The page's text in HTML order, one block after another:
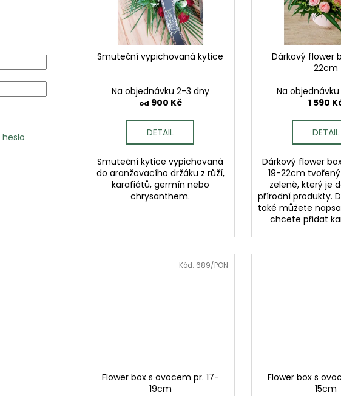
Smuteční vypichovaná kytice
Na objednávku 2-3 dny
od 900 Kč
DETAIL
Smuteční kytice vypichovaná
do aranžovacího držáku z růží,
karafiátů, germín nebo
chrysanthem.
Dárkový flower
22cm
Na
1 590
DETAIL
Dárkový flower
19-22cm
zeleně, který je
přírodní produkty.
také můžete
chcete přidat
Flower box s ovocem pr. 17-
19cm
Kód: 689/PON
Flower box s
15cm